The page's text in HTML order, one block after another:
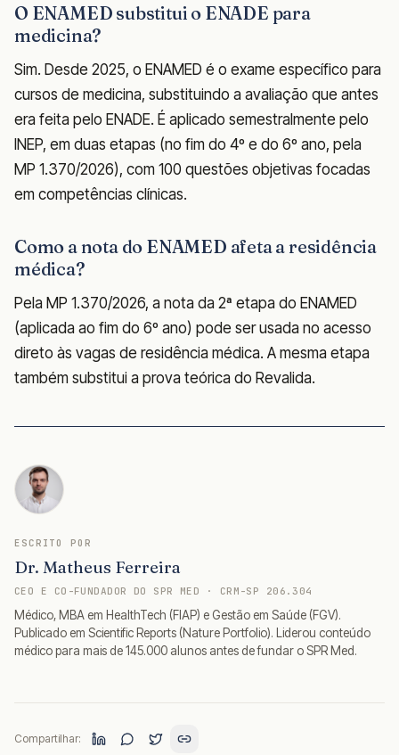
O ENAMED substitui o ENADE para
medicina?
Sim. Desde 2025, o ENAMED é o exame específico para
cursos de medicina, substituindo a avaliação que antes
era feita pelo ENADE. É aplicado semestralmente pelo
INEP, em duas etapas (no fim do 4º e do 6º ano, pela
MP 1.370/2026), com 100 questões objetivas focadas
em competências clínicas.
Como a nota do ENAMED afeta a residência
médica?
Pela MP 1.370/2026, a nota da 2ª etapa do ENAMED
(aplicada ao fim do 6º ano) pode ser usada no acesso
direto às vagas de residência médica. A mesma etapa
também substitui a prova teórica do Revalida.
ESCRITO POR
Dr. Matheus Ferreira
CEO E CO-FUNDADOR DO SPR MED · CRM-SP 206.304
Médico, MBA em HealthTech (FIAP) e Gestão em Saúde (FGV).
Publicado em Scientific Reports (Nature Portfolio). Liderou conteúdo
médico para mais de 145.000 alunos antes de fundar o SPR Med.
Compartilhar: